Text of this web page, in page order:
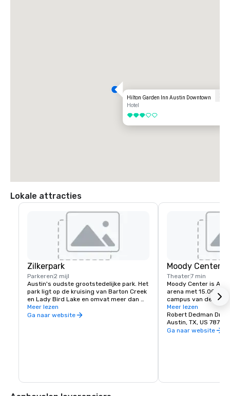
Hilton Garden Inn Austin Downtown
Hotel
3 van 5
Lokale attracties
Zilkerpark
Parkeren2 mijl
Austin's oudste grootstedelijke park. Het
park ligt op de kruising van Barton Creek
en Lady Bird Lake en omvat meer dan
350 hectare staatsgrond. Het park dient
als knooppunt voor vele recreatieve
Center, de Ann and Roy Butler Hike and
Meer lezen
Ga naar website
Moody Center
Theater7 min
Moody Center is
arena met 15.000
campus van de
De ultramoderne
2022, organiseert
evenementen,
basketbal-,
Meer lezen
Robert Dedman Dr.
Austin, TX, US 78712
Ga naar website